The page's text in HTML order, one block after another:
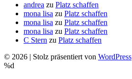
andrea zu Platz schaffen
mona lisa zu Platz schaffen
mona lisa zu Platz schaffen
mona lisa zu Platz schaffen
C Stern zu Platz schaffen
© 2026 | Stolz präsentiert von WordPress
%d